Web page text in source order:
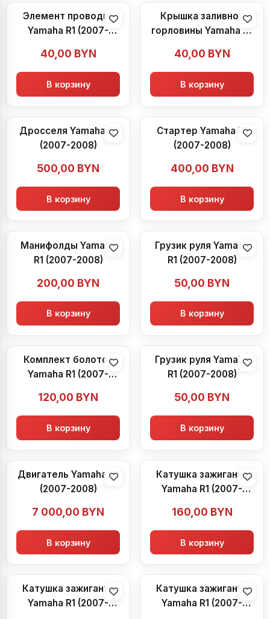
Элемент проводки
Yamaha R1 (2007-
40,00 BYN
В корзину
Крышка заливной
горловины Yamaha R1
40,00 BYN
В корзину
Дросселя Yamaha R1
(2007-2008)
500,00 BYN
В корзину
Стартер Yamaha R1
(2007-2008)
400,00 BYN
В корзину
Манифолды Yamaha
R1 (2007-2008)
200,00 BYN
В корзину
Грузик руля Yamaha
R1 (2007-2008)
50,00 BYN
В корзину
Комплект болотов
Yamaha R1 (2007-
120,00 BYN
В корзину
Грузик руля Yamaha
R1 (2007-2008)
50,00 BYN
В корзину
Двигатель Yamaha R1
(2007-2008)
7 000,00 BYN
В корзину
Катушка зажигания
Yamaha R1 (2007-
160,00 BYN
В корзину
Катушка зажигания
Yamaha R1 (2007-
Катушка зажигания
Yamaha R1 (2007-